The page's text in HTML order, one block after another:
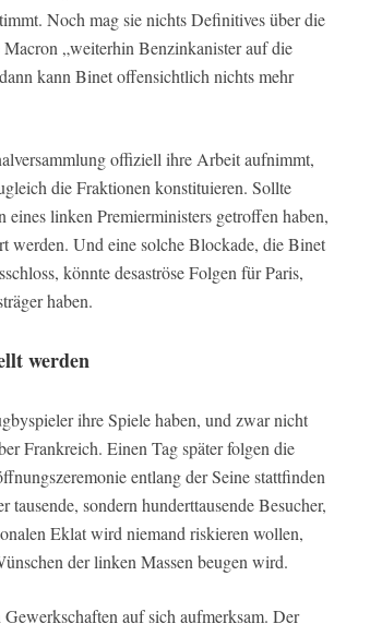
Noch mag sie nichts Definitives über die
„weiterhin Benzinkanister auf die
kann Binet offensichtlich nichts mehr
offiziell ihre Arbeit aufnimmt,
die Fraktionen konstituieren. Sollte
linken Premierministers getroffen haben,
werden. Und eine solche Blockade, die Binet
könnte desaströse Folgen für Paris,
haben.
werden
ihre Spiele haben, und zwar nicht
Frankreich. Einen Tag später folgen die
entlang der Seine stattfinden
sondern hunderttausende Besucher,
Eklat wird niemand riskieren wollen,
der linken Massen beugen wird.
auf sich aufmerksam. Der